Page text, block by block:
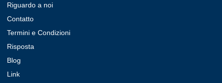
Riguardo a noi
Contatto
Termini e Condizioni
Risposta
Blog
Link